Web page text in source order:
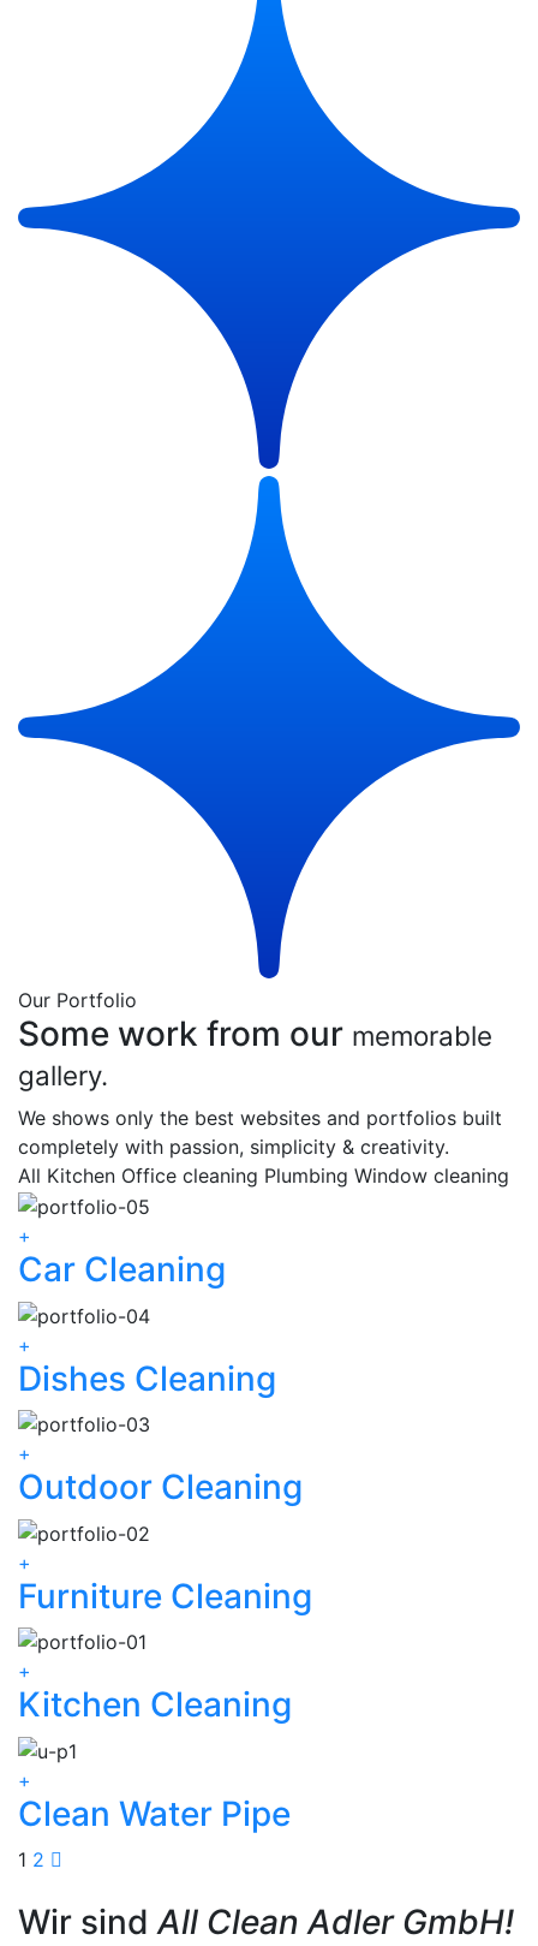
Our Portfolio
Some work from our memorable
gallery.
We shows only the best websites and portfolios built
completely with passion, simplicity & creativity.
All Kitchen Office cleaning Plumbing Window cleaning
+
Car Cleaning
+
Dishes Cleaning
+
Outdoor Cleaning
+
Furniture Cleaning
+
Kitchen Cleaning
+
Clean Water Pipe
1 2
Wir sindAll Clean Adler GmbH!